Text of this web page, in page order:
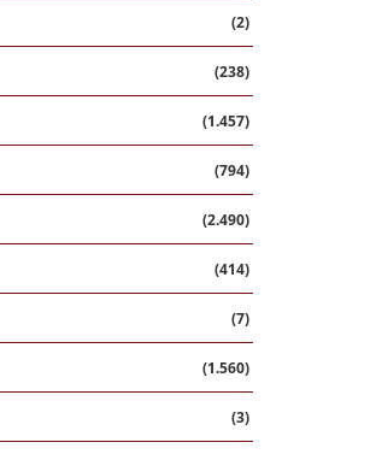
(2)
(238)
(1.457)
(794)
(2.490)
(414)
(7)
(1.560)
(3)